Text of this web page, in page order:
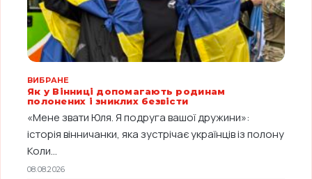
ВИБРАНЕ
Як у Вінниці допомагають родинам
полонених і зниклих безвісти
«Мене звати Юля. Я подруга вашої дружини»:
історія вінничанки, яка зустрічає українців із полону
Коли...
08.08.2026